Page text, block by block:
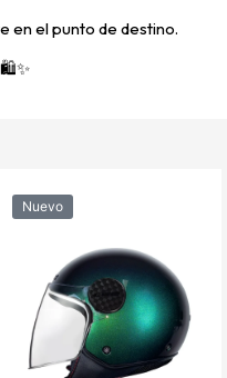
en el punto de destino.
🛍️✨
Nuevo